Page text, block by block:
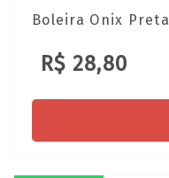
Boleira Onix Preta
R$ 28,80